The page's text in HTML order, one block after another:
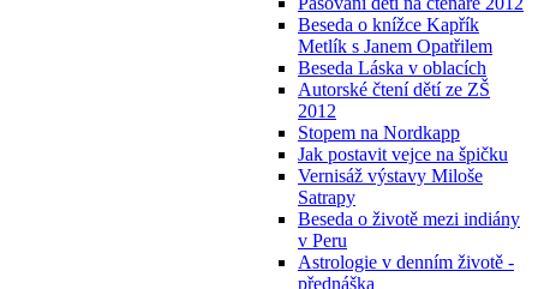
Beseda o knížce Kapřík
Metlík s Janem Opatřilem
Beseda Láska v oblacích
Autorské čtení dětí ze ZŠ
2012
Stopem na Nordkapp
Jak postavit vejce na špičku
Vernisáž výstavy Miloše
Satrapy
Beseda o životě mezi indiány
v Peru
Astrologie v denním životě -
přednáška